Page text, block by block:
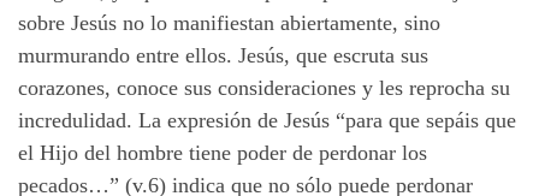
sobre Jesús no lo manifiestan abiertamente, sino
murmurando entre ellos. Jesús, que escruta sus
corazones, conoce sus consideraciones y les reprocha su
incredulidad. La expresión de Jesús “para que sepáis que
el Hijo del hombre tiene poder de perdonar los
pecados…” (v.6) indica que no sólo puede perdonar